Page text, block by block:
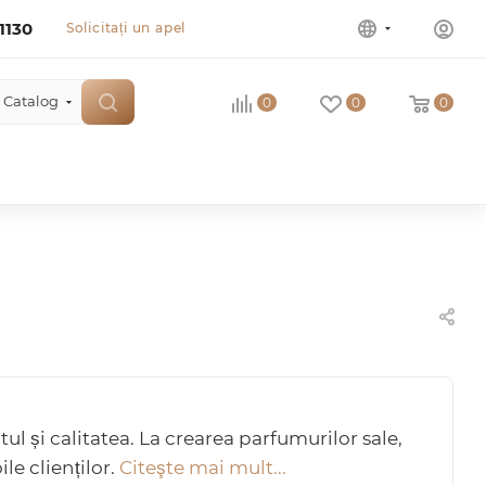
Solicitați un apel
Catalog 0 0 0
și calitatea. La crearea parfumurilor sale,
clienților. Citeşte mai mult...